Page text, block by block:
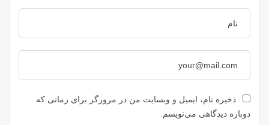
ذخیره نام، ایمیل و وبسایت من در مرورگر برای زمانی که
دوباره دیدگاهی می‌نویسم.